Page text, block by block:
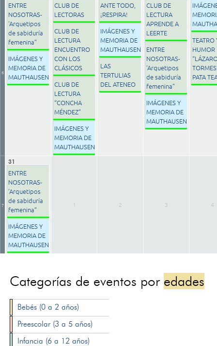
6
ENTRE
NOSOTRAS-
'Arquetipos
de sabiduría
femenina”
IMÁGENES Y
MEMORIA DE
MAUTHAUSEN
CLUB DE
LECTORAS
CLUB DE
LECTURA
ENCUENTRO
CON LOS
CLÁSICOS
CLUB DE
LECTURA
“CONCHA
MÉNDEZ”
IMÁGENES Y
MEMORIA DE
MAUTHAUSEN
ANTE TODO,
¡RESPIRA!
IMÁGENES Y
MEMORIA DE
MAUTHAUSEN
LAS
TERTULIAS
DEL ATENEO
CLUB DE
LECTURA
APRENDE A
LEERTE
ENTRE
NOSOTRAS-
'Arquetipos
de sabiduría
femenina”
IMÁGENES Y
MEMORIA DE
MAUTHAUSEN
TEATRO
HUMOR
PATA
7
31
ENTRE
NOSOTRAS-
'Arquetipos
de sabiduría
femenina”
IMÁGENES Y
MEMORIA DE
MAUTHAUSEN
1 2 3 4
Categorías de eventos por edades
Bebés (0 a 2 años)
Preescolar (3 a 5 años)
Infancia (6 a 12 años)